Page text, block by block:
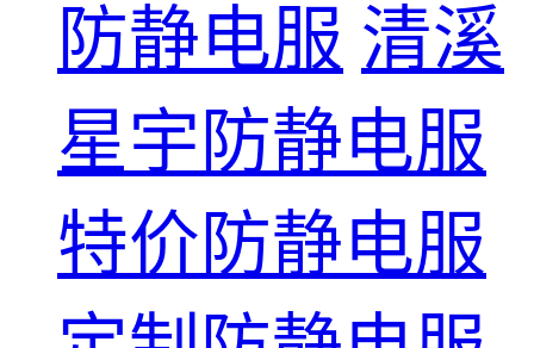
防静电服 清溪
星宇防静电服
特价防静电服